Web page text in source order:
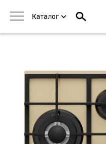
Каталог